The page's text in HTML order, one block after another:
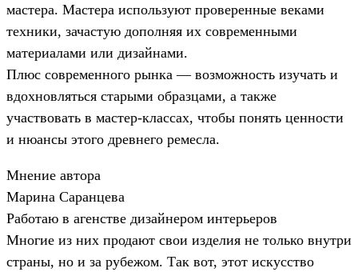
мастера. Мастера используют проверенные веками
техники, зачастую дополняя их современными
материалами или дизайнами.
Плюс современного рынка — возможность изучать и
вдохновляться старыми образцами, а также
участвовать в мастер-классах, чтобы понять ценности
и нюансы этого древнего ремесла.
Мнение автора
Марина Саранцева
Работаю в агенстве дизайнером интерьеров
Многие из них продают свои изделия не только внутри
страны, но и за рубежом. Так вот, этот искусство